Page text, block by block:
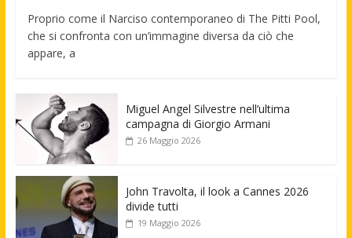
Proprio come il Narciso contemporaneo di The Pitti Pool,
che si confronta con un’immagine diversa da ciò che
appare, a
Miguel Angel Silvestre nell’ultima
campagna di Giorgio Armani
26 Maggio 2026
John Travolta, il look a Cannes 2026
divide tutti
19 Maggio 2026